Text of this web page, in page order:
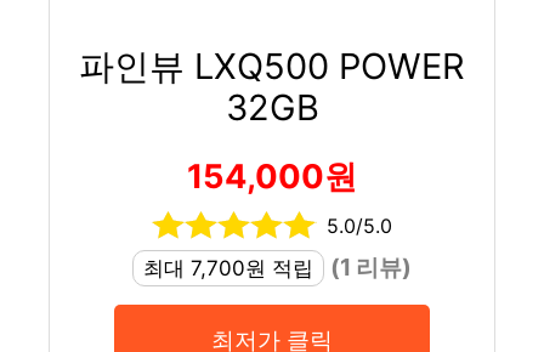
파인뷰 LXQ500 POWER
32GB
154,000원
5.0/5.0
최대 7,700원 적립
(1 리뷰)
최저가 클릭